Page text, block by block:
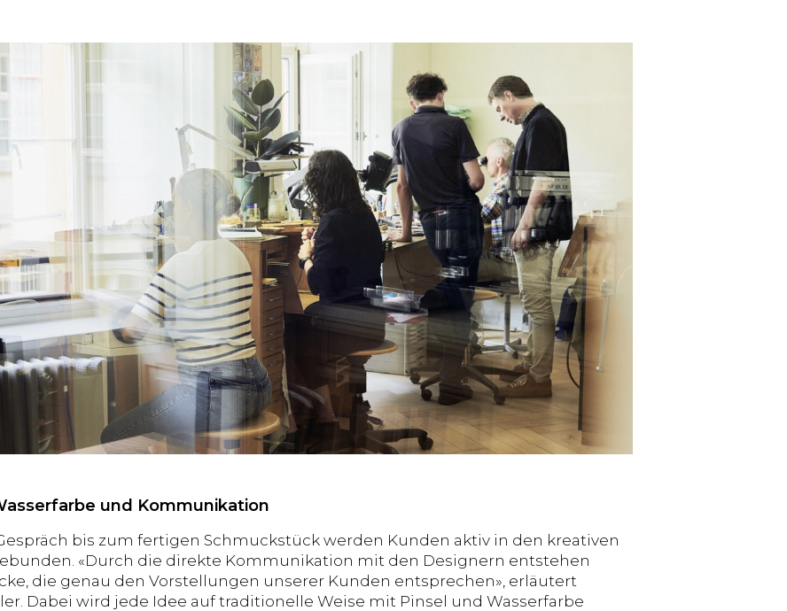
und Kommunikation
bis zum fertigen Schmuckstück werden Kunden aktiv in den kreativen
«Durch die direkte Kommunikation mit den Designern entstehen
die genau den Vorstellungen unserer Kunden entsprechen», erläutert
Dabei wird jede Idee auf traditionelle Weise mit Pinsel und Wasserfarbe